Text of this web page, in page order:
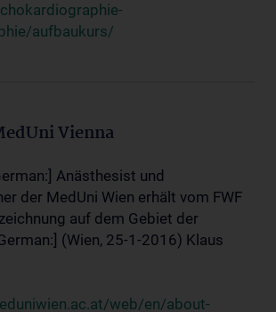
aufbaukurs/
Vienna
Anästhesist und
der MedUni Wien erhält vom FWF
auf dem Gebiet der
(Wien, 25-1-2016) Klaus
web/en/about-